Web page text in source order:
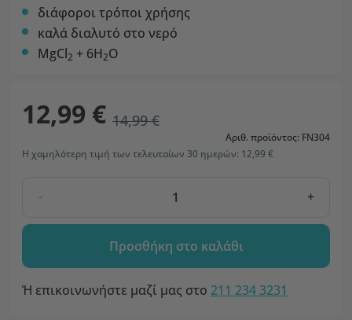
διάφοροι τρόποι χρήσης
καλά διαλυτό στο νερό
MgCl2 + 6H2O
12,99 € 14,99 €
Αριθ. προϊόντος: FN304
Η χαμηλότερη τιμή των τελευταίων 30 ημερών: 12,99 €
- +
Προσθήκη στο καλάθι
Ή επικοινωνήστε μαζί μας στο 211 234 3231